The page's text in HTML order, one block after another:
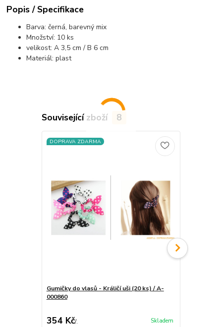
Popis / Specifikace
Barva: černá, barevný mix
Množství: 10 ks
velikost: A 3,5 cm / B 6 cm
Materiál: plast
Související zboží 8
DOPRAVA ZDARMA
Gumičky do vlasů - Králičí uši (20 ks) / A-
000860
354 Kč/. Skladem